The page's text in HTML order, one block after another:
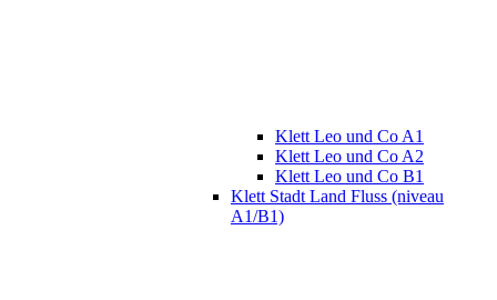
Klett Leo und Co A1
Klett Leo und Co A2
Klett Leo und Co B1
Klett Stadt Land Fluss (niveau
A1/B1)